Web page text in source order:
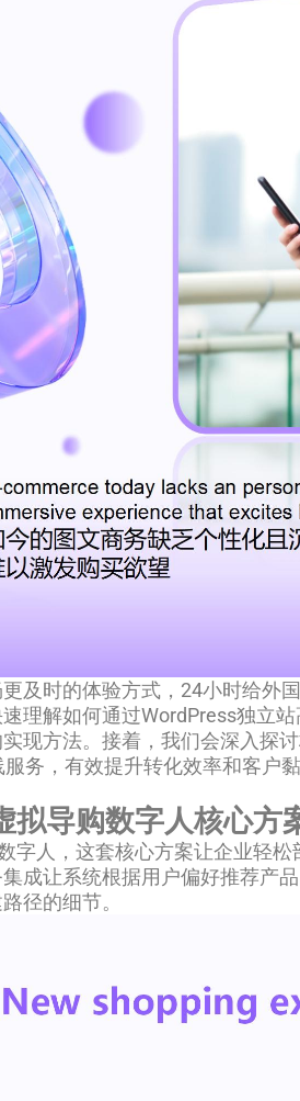
及时的体验方式，24小时给外
理解如何通过WordPress独立
现方法。接着，我们会深入探
务，有效提升转化效率和客户
拟导购数字人核心方
字人，这套核心方案让企业轻
成让系统根据用户偏好推荐产
径的细节。